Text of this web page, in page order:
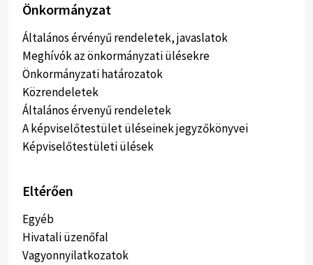
Önkormányzat
Általános érvényű rendeletek, javaslatok
Meghívók az önkormányzati ülésekre
Önkormányzati határozatok
Közrendeletek
Általános érvenyű rendeletek
A képviselőtestület üléseinek jegyzőkönyvei
Képviselőtestületi ülések
Eltérően
Egyéb
Hivatali üzenőfal
Vagyonnyilatkozatok